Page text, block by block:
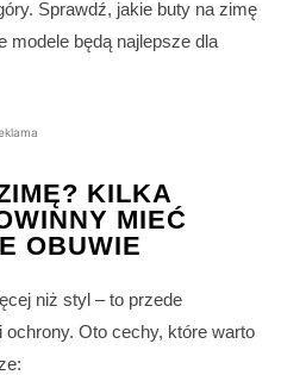
Sprawdź, jakie buty na zimę
modele będą najlepsze dla
KILKA
MIEĆ
OBUWIE
niż styl – to przede
Oto cechy, które warto